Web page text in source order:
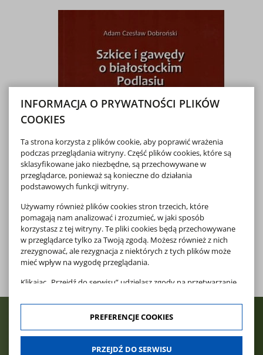
INFORMACJA O PRYWATNOŚCI PLIKÓW
COOKIES
Ta strona korzysta z plików cookie, aby poprawić wrażenia
podczas przeglądania witryny. Część plików cookies, które są
sklasyfikowane jako niezbędne, są przechowywane w
przeglądarce, ponieważ są konieczne do działania
podstawowych funkcji witryny.
Używamy również plików cookies stron trzecich, które
pomagają nam analizować i zrozumieć, w jaki sposób
korzystasz z tej witryny. Te pliki cookies będą przechowywane
w przeglądarce tylko za Twoją zgodą. Możesz również z nich
zrezygnować, ale rezygnacja z niektórych z tych plików może
mieć wpływ na wygodę przeglądania.
Klikając „Przejdź do serwisu” udzielasz zgody na przetwarzanie
naszej stronie. Dane są zbierane w celach zgodnych z naszą
polityką prywatnościorazpolityką cookies. Zgoda jest
klikając w "Preferencje cookies".
PREFERENCJE COOKIES
PRZEJDŹ DO SERWISU